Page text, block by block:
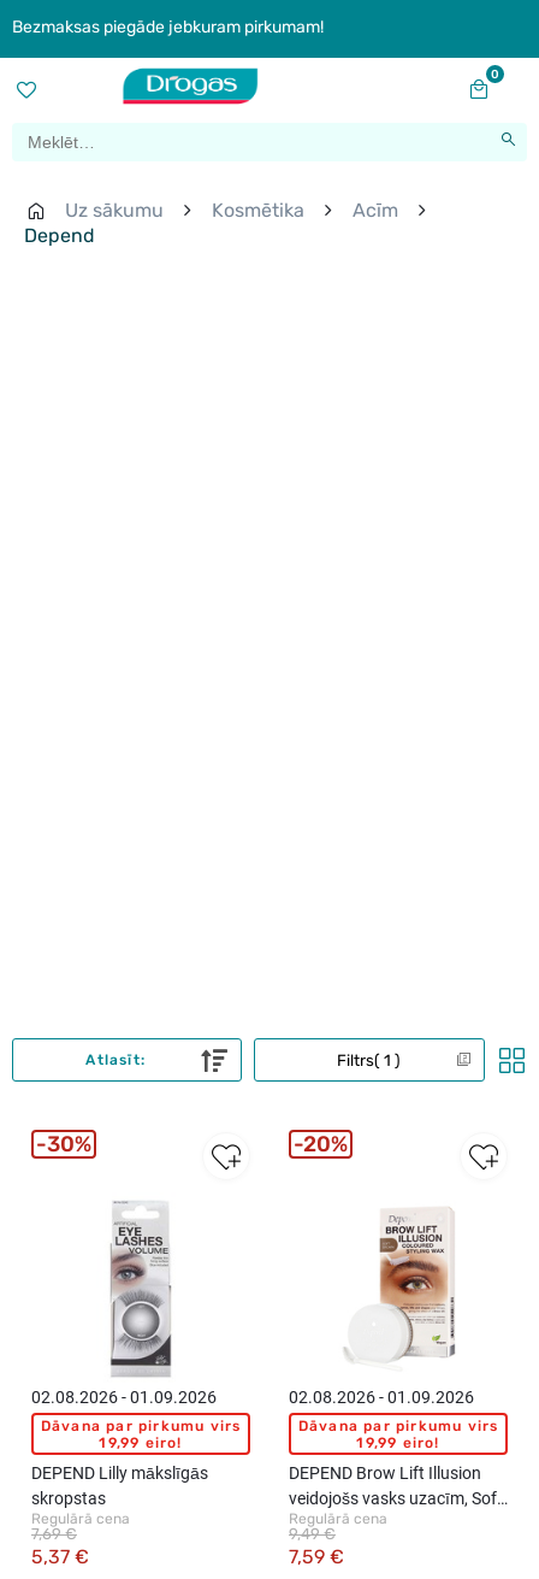
Bezmaksas piegāde jebkuram pirkumam!
0
Uz sākumu Kosmētika
Acīm
Depend
Filtrs 1
Atlasīt:
02.08.2026 - 01.09.2026
Dāvana par pirkumu virs
19,99 eiro!
DEPEND Lilly mākslīgās
skropstas
Regulārā cena
5,37 €
7,69 €
30%
02.08.2026 - 01.09.2026
Dāvana par pirkumu virs
19,99 eiro!
DEPEND Brow Lift Illusion
veidojošs vasks uzacīm, Soft
Brown, 5g
Regulārā cena
7,59 €
9,49 €
20%